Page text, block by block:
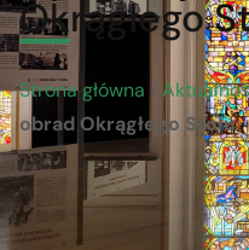
Okrągłego
Strona główna /
obrad Okrągłego Stołu